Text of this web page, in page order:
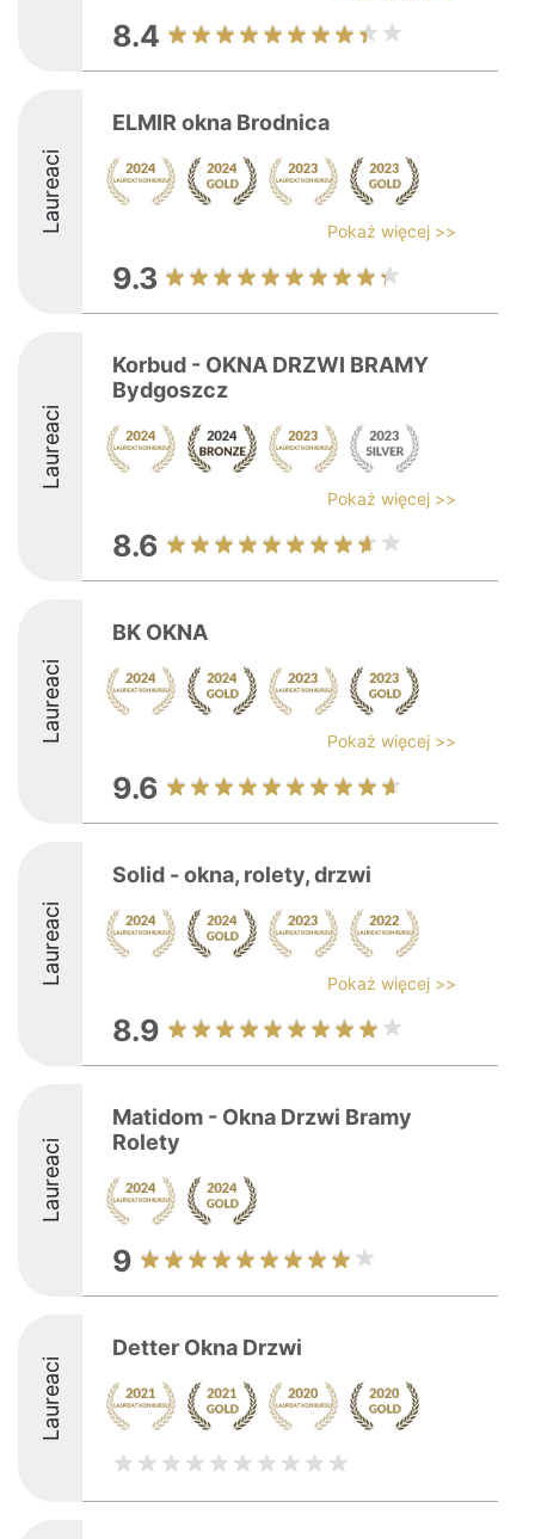
8.4
Laureaci
ELMIR okna Brodnica
Pokaż więcej >>
9.3
Laureaci
Korbud - OKNA DRZWI BRAMY
Bydgoszcz
Pokaż więcej >>
8.6
Laureaci
BK OKNA
Pokaż więcej >>
9.6
Laureaci
Solid - okna, rolety, drzwi
Pokaż więcej >>
8.9
Laureaci
Matidom - Okna Drzwi Bramy
Rolety
9
Laureaci
Detter Okna Drzwi